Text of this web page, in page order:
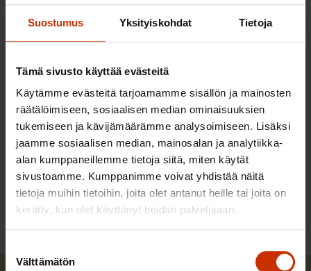
Suostumus Yksityiskohdat Tietoja
Tämä sivusto käyttää evästeitä
Käytämme evästeitä tarjoamamme sisällön ja mainosten
räätälöimiseen, sosiaalisen median ominaisuuksien
tukemiseen ja kävijämäärämme analysoimiseen. Lisäksi
jaamme sosiaalisen median, mainosalan ja analytiikka-
alan kumppaneillemme tietoja siitä, miten käytät
sivustoamme. Kumppanimme voivat yhdistää näitä
tietoja muihin tietoihin, joita olet antanut heille tai joita on
kerätty, kun olet käyttänyt heidän palvelujaan.
valinta
Välttämätön
Work”. Friedrich-Ebert-Stiftung. Sivu 21, & Uber
(2017):”Lease a car”.
(7) European Parliament (2016): Employment and
social affairs: The situation of workers in the
collaborative economy. In-depth-analysis. Sivu
12.
LÖYDÄ LISÄÄ TÄMÄNKALTAISTA SISÄLTÖÄ:
ALUSTATALOUS MAHDOLLISUUKSIEN AIKA